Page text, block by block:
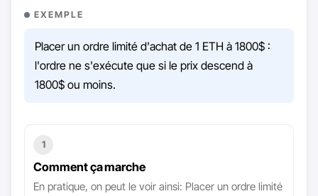
EXEMPLE
Placer un ordre limité d'achat de 1 ETH à 1800$ :
l'ordre ne s'exécute que si le prix descend à
1800$ ou moins.
1
Comment ça marche
En pratique, on peut le voir ainsi: Placer un ordre limité